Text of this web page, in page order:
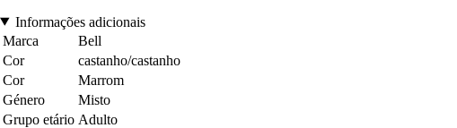
Informações adicionais
Marca
Bell
Cor
castanho/castanho
Cor
Marrom
Género
Misto
Grupo etário Adulto